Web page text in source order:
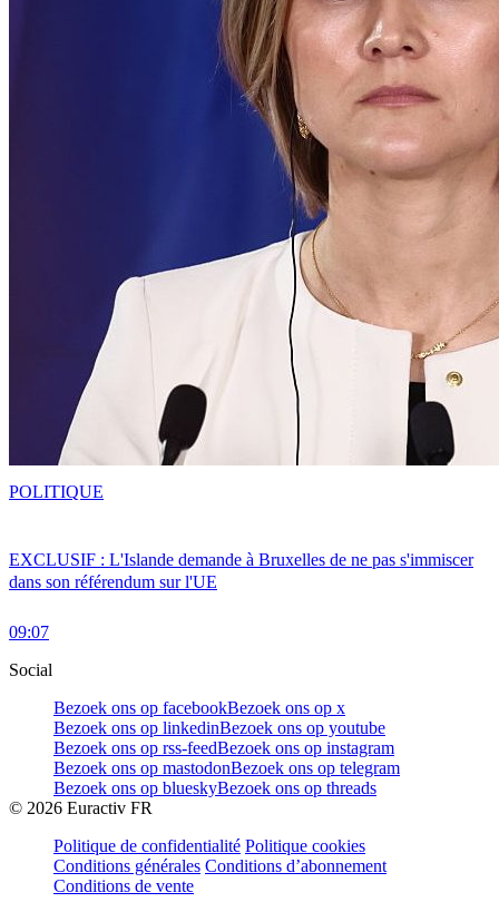
EXCLUSIF : L'Islande demande à Bruxelles de ne pas s'immiscer
dans son référendum sur l'UE
09:07
POLITIQUE
Social
Bezoek ons op facebookBezoek ons op x
Bezoek ons op linkedinBezoek ons op youtube
Bezoek ons op rss-feedBezoek ons op instagram
Bezoek ons op mastodonBezoek ons op telegram
Bezoek ons op blueskyBezoek ons op threads
© 2026 Euractiv FR
Politique de confidentialité Politique cookies
Conditions générales Conditions d’abonnement
Conditions de vente